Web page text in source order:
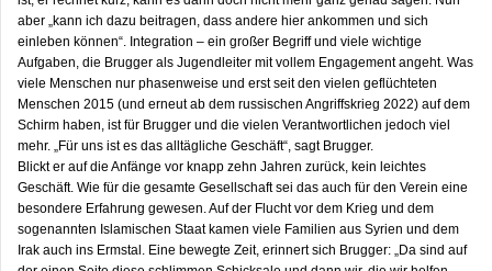
aber „kann ich dazu beitragen, dass andere hier ankommen und sich
einleben können“. Integration – ein großer Begriff und viele wichtige
Aufgaben, die Brugger als Jugendleiter mit vollem Engagement angeht. Was
viele Menschen nur phasenweise und erst seit den vielen geflüchteten
Menschen 2015 (und erneut ab dem russischen Angriffskrieg 2022) auf dem
Schirm haben, ist für Brugger und die vielen Verantwortlichen jedoch viel
mehr. „Für uns ist es das alltägliche Geschäft“, sagt Brugger.
Blickt er auf die Anfänge vor knapp zehn Jahren zurück, kein leichtes
Geschäft. Wie für die gesamte Gesellschaft sei das auch für den Verein eine
besondere Erfahrung gewesen. Auf der Flucht vor dem Krieg und dem
sogenannten Islamischen Staat kamen viele Familien aus Syrien und dem
Irak auch ins Ermstal. Eine bewegte Zeit, erinnert sich Brugger: „Da sind auf